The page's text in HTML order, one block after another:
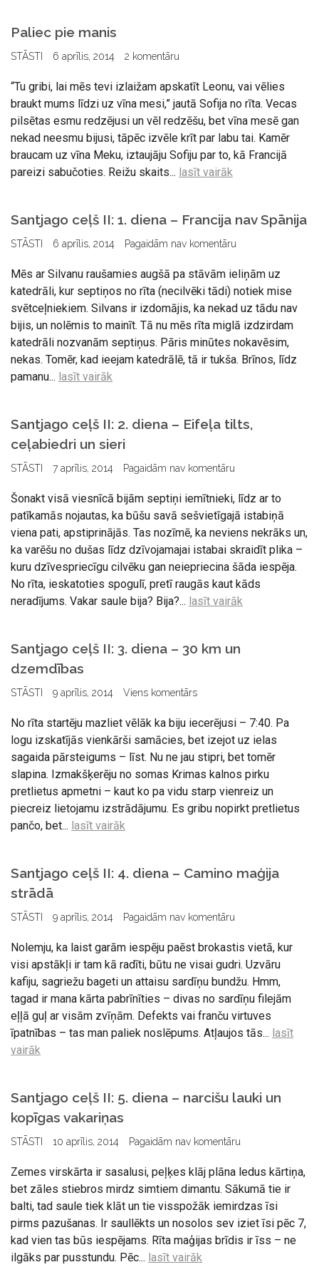
Paliec pie manis
STĀSTI 6 aprīlis, 2014 2 komentāru
“Tu gribi, lai mēs tevi izlaižam apskatīt Leonu, vai vēlies
braukt mums līdzi uz vīna mesi,” jautā Sofija no rīta. Vecas
pilsētas esmu redzējusi un vēl redzēšu, bet vīna mesē gan
nekad neesmu bijusi, tāpēc izvēle krīt par labu tai. Kamēr
braucam uz vīna Meku, iztaujāju Sofiju par to, kā Francijā
pareizi sabučoties. Reižu skaits... lasīt vairāk
Santjago ceļš II: 1. diena – Francija nav Spānija
STĀSTI 6 aprīlis, 2014 Pagaidām nav komentāru
Mēs ar Silvanu raušamies augšā pa stāvām ieliņām uz
katedrāli, kur septiņos no rīta (necilvēki tādi) notiek mise
svētceļniekiem. Silvans ir izdomājis, ka nekad uz tādu nav
bijis, un nolēmis to mainīt. Tā nu mēs rīta miglā izdzirdam
katedrāli nozvanām septiņus. Pāris minūtes nokavēsim,
nekas. Tomēr, kad ieejam katedrālē, tā ir tukša. Brīnos, līdz
pamanu... lasīt vairāk
Santjago ceļš II: 2. diena – Eifeļa tilts,
ceļabiedri un sieri
STĀSTI 7 aprīlis, 2014 Pagaidām nav komentāru
Šonakt visā viesnīcā bijām septiņi iemītnieki, līdz ar to
patīkamās nojautas, ka būšu savā sešvietīgajā istabiņā
viena pati, apstiprinājās. Tas nozīmē, ka neviens nekrāks un,
ka varēšu no dušas līdz dzīvojamajai istabai skraidīt plika –
kuru dzīvespriecīgu cilvēku gan neiepriecina šāda iespēja.
No rīta, ieskatoties spogulī, pretī raugās kaut kāds
neradījums. Vakar saule bija? Bija?... lasīt vairāk
Santjago ceļš II: 3. diena – 30 km un
dzemdības
STĀSTI 9 aprīlis, 2014 Viens komentārs
No rīta startēju mazliet vēlāk ka biju iecerējusi – 7:40. Pa
logu izskatījās vienkārši samācies, bet izejot uz ielas
sagaida pārsteigums – līst. Nu ne jau stipri, bet tomēr
slapina. Izmakšķerēju no somas Krimas kalnos pirku
pretlietus apmetni – kaut ko pa vidu starp vienreiz un
piecreiz lietojamu izstrādājumu. Es gribu nopirkt pretlietus
pančo, bet... lasīt vairāk
Santjago ceļš II: 4. diena – Camino maģija
strādā
STĀSTI 9 aprīlis, 2014 Pagaidām nav komentāru
Nolemju, ka laist garām iespēju paēst brokastis vietā, kur
visi apstākļi ir tam kā radīti, būtu ne visai gudri. Uzvāru
kafiju, sagriežu bageti un attaisu sardīņu bundžu. Hmm,
tagad ir mana kārta pabrīnīties – divas no sardīņu filejām
eļļā guļ ar visām zvīņām. Defekts vai franču virtuves
īpatnības – tas man paliek noslēpums. Atļaujos tās... lasīt
vairāk
Santjago ceļš II: 5. diena – narcišu lauki un
kopīgas vakariņas
STĀSTI 10 aprīlis, 2014 Pagaidām nav komentāru
Zemes virskārta ir sasalusi, peļķes klāj plāna ledus kārtiņa,
bet zāles stiebros mirdz simtiem dimantu. Sākumā tie ir
balti, tad saule tiek klāt un tie visspožāk iemirdzas īsi
pirms pazušanas. Ir saullēkts un nosolos sev iziet īsi pēc 7,
kad vien tas būs iespējams. Rīta maģijas brīdis ir īss – ne
ilgāks par pusstundu. Pēc... lasīt vairāk